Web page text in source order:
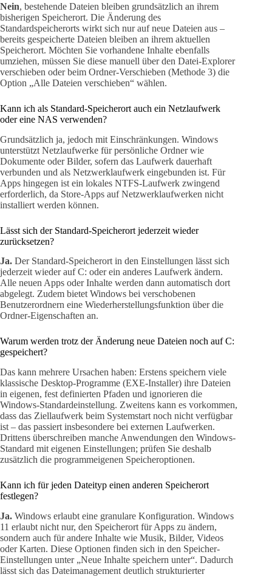
Nein, bestehende Dateien bleiben grundsätzlich an ihrem
bisherigen Speicherort. Die Änderung des
Standardspeicherorts wirkt sich nur auf neue Dateien aus –
bereits gespeicherte Dateien bleiben an ihrem aktuellen
Speicherort. Möchten Sie vorhandene Inhalte ebenfalls
umziehen, müssen Sie diese manuell über den Datei-Explorer
verschieben oder beim Ordner-Verschieben (Methode 3) die
Option „Alle Dateien verschieben“ wählen.
Kann ich als Standard-Speicherort auch ein Netzlaufwerk
oder eine NAS verwenden?
Grundsätzlich ja, jedoch mit Einschränkungen. Windows
unterstützt Netzlaufwerke für persönliche Ordner wie
Dokumente oder Bilder, sofern das Laufwerk dauerhaft
verbunden und als Netzwerklaufwerk eingebunden ist. Für
Apps hingegen ist ein lokales NTFS-Laufwerk zwingend
erforderlich, da Store-Apps auf Netzwerklaufwerken nicht
installiert werden können.
Lässt sich der Standard-Speicherort jederzeit wieder
zurücksetzen?
Ja. Der Standard-Speicherort in den Einstellungen lässt sich
jederzeit wieder auf C: oder ein anderes Laufwerk ändern.
Alle neuen Apps oder Inhalte werden dann automatisch dort
abgelegt. Zudem bietet Windows bei verschobenen
Benutzerordnern eine Wiederherstellungsfunktion über die
Ordner-Eigenschaften an.
Warum werden trotz der Änderung neue Dateien noch auf C:
gespeichert?
Das kann mehrere Ursachen haben: Erstens speichern viele
klassische Desktop-Programme (EXE-Installer) ihre Dateien
in eigenen, fest definierten Pfaden und ignorieren die
Windows-Standardeinstellung. Zweitens kann es vorkommen,
dass das Ziellaufwerk beim Systemstart noch nicht verfügbar
ist – das passiert insbesondere bei externen Laufwerken.
Drittens überschreiben manche Anwendungen den Windows-
Standard mit eigenen Einstellungen; prüfen Sie deshalb
zusätzlich die programmeigenen Speicheroptionen.
Kann ich für jeden Dateityp einen anderen Speicherort
festlegen?
Ja. Windows erlaubt eine granulare Konfiguration. Windows
11 erlaubt nicht nur, den Speicherort für Apps zu ändern,
sondern auch für andere Inhalte wie Musik, Bilder, Videos
oder Karten. Diese Optionen finden sich in den Speicher-
Einstellungen unter „Neue Inhalte speichern unter“. Dadurch
lässt sich das Dateimanagement deutlich strukturierter